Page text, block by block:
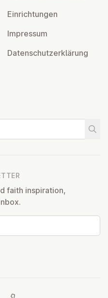
Ein­rich­tun­gen
Impressum
Datens­chutzerklärung
faith inspiration,